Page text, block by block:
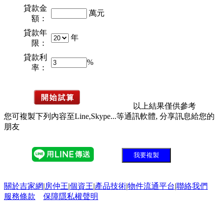
貸款金
額：
萬元
貸款年
限：
年
貸款利
率：
%
以上結果僅供參考
您可複製下列內容至Line,Skype...等通訊軟體, 分享訊息給您的
朋友
我要複製
關於吉家網|房仲王|個資王|產品技術|物件流通平台|聯絡我們
服務條款
保障隱私權聲明